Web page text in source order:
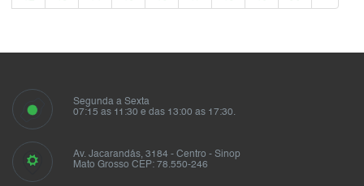
Segunda a Sexta
07:15 as 11:30 e das 13:00 as 17:30.
Av. Jacarandás, 3184 - Centro - Sinop
Mato Grosso CEP: 78.550-246